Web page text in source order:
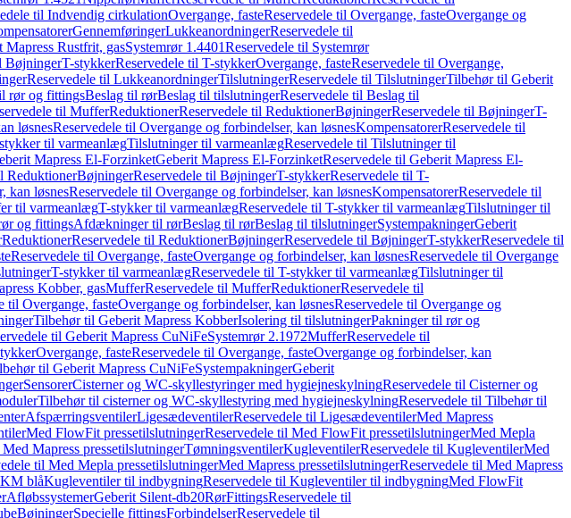
til Indvendig cirkulationOvergange, fasteReservedele til Overgange, fasteOvergange og
GennemføringerLukkeanordningerReservedele til
Mapress Rustfrit, gasSystemrør 1.4401Reservedele til Systemrør
BøjningerT-stykkerReservedele til T-stykkerOvergange, fasteReservedele til Overgange,
Reservedele til LukkeanordningerTilslutningerReservedele til TilslutningerTilbehør til Geberit
rør og fittingsBeslag til rørBeslag til tilslutningerReservedele til Beslag til
til MufferReduktionerReservedele til ReduktionerBøjningerReservedele til BøjningerT-
løsnesReservedele til Overgange og forbindelser, kan løsnesKompensatorerReservedele til
til varmeanlægTilslutninger til varmeanlægReservedele til Tilslutninger til
Mapress El-ForzinketGeberit Mapress El-ForzinketReservedele til Geberit Mapress El-
ReduktionerBøjningerReservedele til BøjningerT-stykkerReservedele til T-
kan løsnesReservedele til Overgange og forbindelser, kan løsnesKompensatorerReservedele til
til varmeanlægT-stykker til varmeanlægReservedele til T-stykker til varmeanlægTilslutninger til
og fittingsAfdækninger til rørBeslag til rørBeslag til tilslutningerSystempakningerGeberit
ReduktionerReservedele til ReduktionerBøjningerReservedele til BøjningerT-stykkerReservedele til
Reservedele til Overgange, fasteOvergange og forbindelser, kan løsnesReservedele til Overgange
T-stykker til varmeanlægReservedele til T-stykker til varmeanlægTilslutninger til
Kobber, gasMufferReservedele til MufferReduktionerReservedele til
til Overgange, fasteOvergange og forbindelser, kan løsnesReservedele til Overgange og
Tilbehør til Geberit Mapress KobberIsolering til tilslutningerPakninger til rør og
til Geberit Mapress CuNiFeSystemrør 2.1972MufferReservedele til
Overgange, fasteReservedele til Overgange, fasteOvergange og forbindelser, kan
til Geberit Mapress CuNiFeSystempakningerGeberit
SensorerCisterner og WC-skyllestyringer med hygiejneskylningReservedele til Cisterner og
Tilbehør til cisterner og WC-skyllestyring med hygiejneskylningReservedele til Tilbehør til
AfspærringsventilerLigesædeventilerReservedele til LigesædeventilerMed Mapress
Med FlowFit pressetilslutningerReservedele til Med FlowFit pressetilslutningerMed Mepla
Mapress pressetilslutningerTømningsventilerKugleventilerReservedele til KugleventilerMed
til Med Mepla pressetilslutningerMed Mapress pressetilslutningerReservedele til Med Mapress
blåKugleventiler til indbygningReservedele til Kugleventiler til indbygningMed FlowFit
AfløbssystemerGeberit Silent-db20RørFittingsReservedele til
BøjningerSpecielle fittingsForbindelserReservedele til